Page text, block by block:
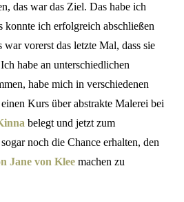
das war das Ziel. Das habe ich
konnte ich erfolgreich abschließen
vorerst das letzte Mal, dass sie
habe an unterschiedlichen
habe mich in verschiedenen
Kurs über abstrakte Malerei bei
belegt und jetzt zum
noch die Chance erhalten, den
Jane von Klee machen zu